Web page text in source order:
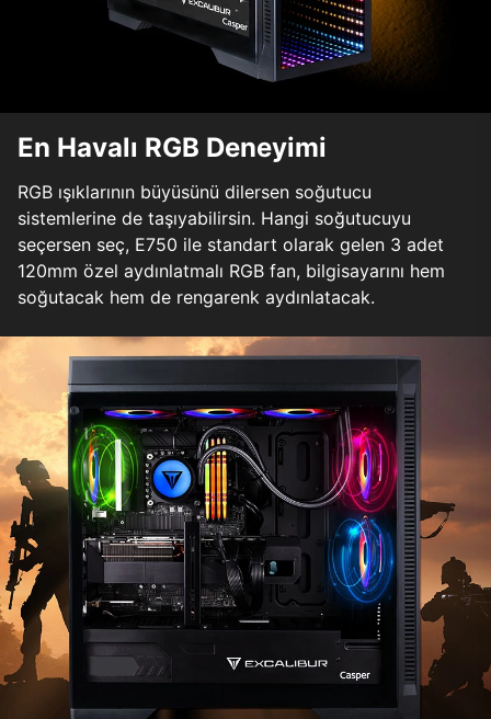
En Havalı RGB Deneyimi
RGB ışıklarının büyüsünü dilersen soğutucu
sistemlerine de taşıyabilirsin. Hangi soğutucuyu
seçersen seç, E750 ile standart olarak gelen 3 adet
120mm özel aydınlatmalı RGB fan, bilgisayarını hem
soğutacak hem de rengarenk aydınlatacak.